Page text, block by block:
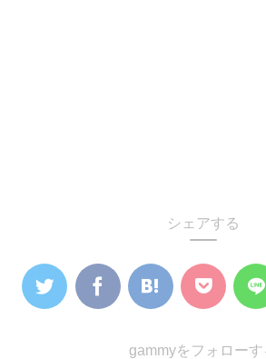
シェアする
gammyをフォローす